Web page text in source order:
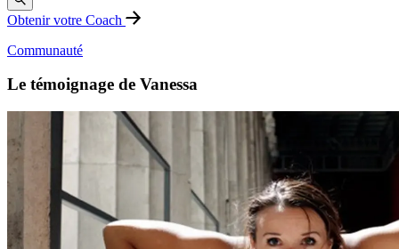
Obtenir votre Coach
Communauté
Le témoignage de Vanessa